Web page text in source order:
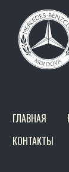
Перейти к
Главное меню
ГЛАВНАЯ
КОНТАКТЫ